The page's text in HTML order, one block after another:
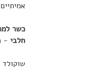
כשר
חלבי -